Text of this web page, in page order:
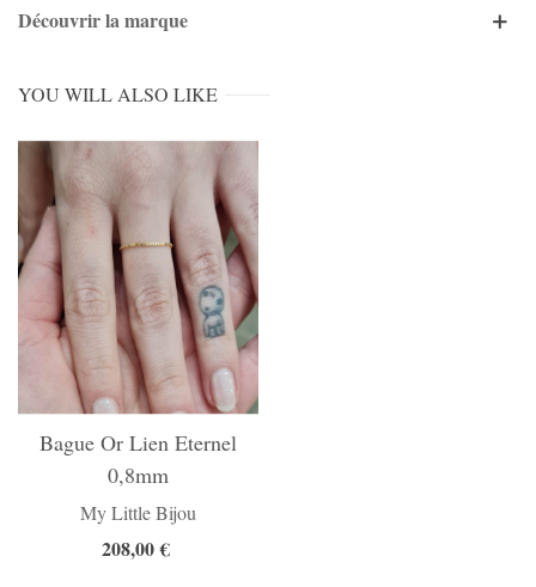
Découvrir la marque
YOU WILL ALSO LIKE
Bague Or Lien Eternel
0,8mm
My Little Bijou
208,00 €